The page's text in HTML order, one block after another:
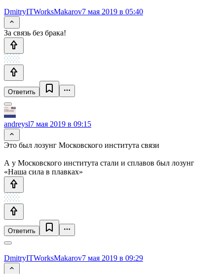
DmitryITWorksMakarov7 мая 2019 в 05:40
За связь без брака!
Ответить
andreysl7 мая 2019 в 09:15
Это был лозунг Московского института связи
А у Московского института стали и сплавов был лозунг
«Наша сила в плавках»
Ответить
DmitryITWorksMakarov7 мая 2019 в 09:29